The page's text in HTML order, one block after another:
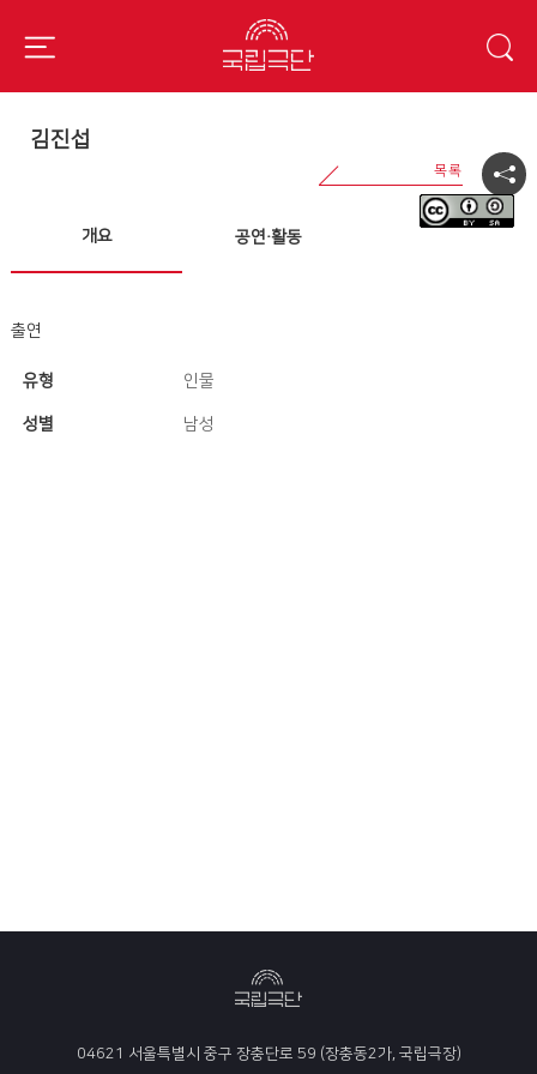
김진섭
개요 공연·활동
출연
유형 인물
성별 남성
04621 서울특별시 중구 장충단로 59 (장충동2가, 국립극장)